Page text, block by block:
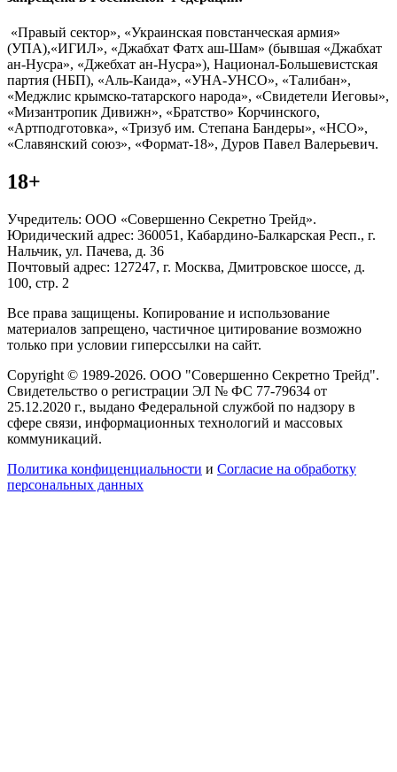
«Правый сектор», «Украинская повстанческая армия»
(УПА),«ИГИЛ», «Джабхат Фатх аш-Шам» (бывшая «Джабхат
ан-Нусра», «Джебхат ан-Нусра»), Национал-Большевистская
партия (НБП), «Аль-Каида», «УНА-УНСО», «Талибан»,
«Меджлис крымско-татарского народа», «Свидетели Иеговы»,
«Мизантропик Дивижн», «Братство» Корчинского,
«Артподготовка», «Тризуб им. Степана Бандеры», «НСО»,
«Славянский союз», «Формат-18», Дуров Павел Валерьевич.
18+
Учредитель: ООО «Совершенно Секретно Трейд».
Юридический адрес: 360051, Кабардино-Балкарская Респ., г.
Нальчик, ул. Пачева, д. 36
Почтовый адрес: 127247, г. Москва, Дмитровское шоссе, д.
100, стр. 2
Все права защищены. Копирование и использование
материалов запрещено, частичное цитирование возможно
только при условии гиперссылки на сайт.
Copyright © 1989-2026. ООО "Совершенно Секретно Трейд".
Свидетельство о регистрации ЭЛ № ФС 77-79634 от
25.12.2020 г., выдано Федеральной службой по надзору в
сфере связи, информационных технологий и массовых
коммуникаций.
Политика конфиценциальности и Согласие на обработку
персональных данных